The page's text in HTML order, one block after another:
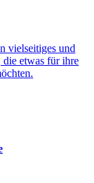
vielseitiges und
die etwas für ihre